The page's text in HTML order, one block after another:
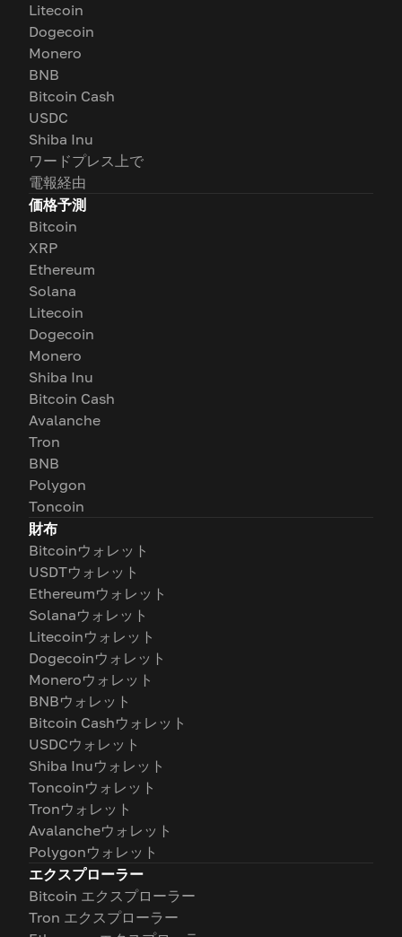
Litecoin
Dogecoin
Monero
BNB
Bitcoin Cash
USDC
Shiba Inu
ワードプレス上で
電報経由
価格予測
Bitcoin
XRP
Ethereum
Solana
Litecoin
Dogecoin
Monero
Shiba Inu
Bitcoin Cash
Avalanche
Tron
BNB
Polygon
Toncoin
財布
Bitcoinウォレット
USDTウォレット
Ethereumウォレット
Solanaウォレット
Litecoinウォレット
Dogecoinウォレット
Moneroウォレット
BNBウォレット
Bitcoin Cashウォレット
USDCウォレット
Shiba Inuウォレット
Toncoinウォレット
Tronウォレット
Avalancheウォレット
Polygonウォレット
エクスプローラー
Bitcoin エクスプローラー
Tron エクスプローラー